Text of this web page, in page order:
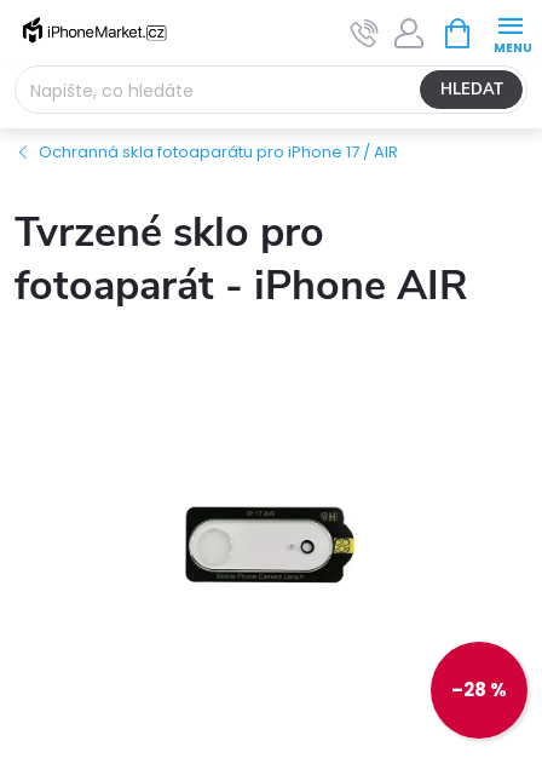
Přejít
obsah
HLEDAT
NÁKUPNÍ
KOŠÍK
Ochranná skla fotoaparátu pro iPhone 17 / AIR
Tvrzené sklo pro
fotoaparát - iPhone AIR
–28 %